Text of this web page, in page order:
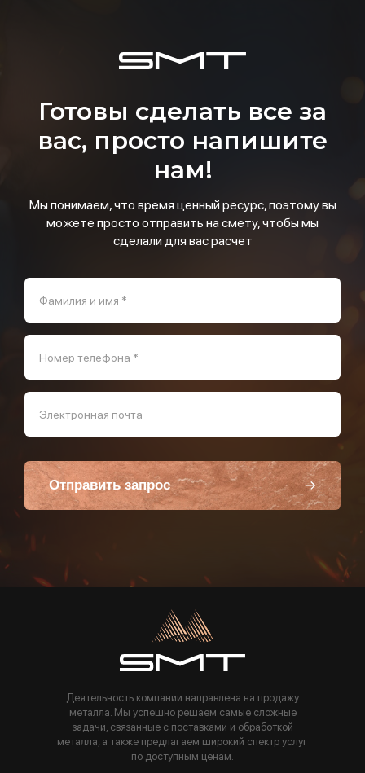
Готовы сделать все за
вас, просто напишите
нам!
Мы понимаем, что время ценный ресурс, поэтому вы
можете просто отправить на смету, чтобы мы
сделали для вас расчет
Фамилия и имя *
Номер телефона *
Электронная почта
Отправить запрос
Пользуясь данной формой вы соглашаетесь с политикой компании
Деятельность компании направлена на продажу
металла. Мы успешно решаем самые сложные
задачи, связанные с поставками и обработкой
металла, а также предлагаем широкий спектр услуг
по доступным ценам.